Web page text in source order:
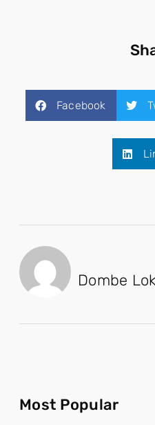
Facebook
Dombe
Most Popular